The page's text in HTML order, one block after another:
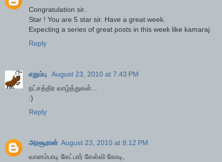
Congratulation sir.
Star ! You are 5 star sir. Have a great week.
Expecting a series of great posts in this week like kamaraj.
Reply
எறும்பு
August 23, 2010 at 7:43 PM
நட்சத்திர வாழ்த்துகள்...
:)
Reply
அரசூரான் August 23, 2010 at 8:12 PM
வானம்பாடி கேட்பார் கேள்வி கோடி,